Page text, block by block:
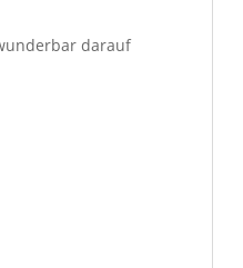
darauf